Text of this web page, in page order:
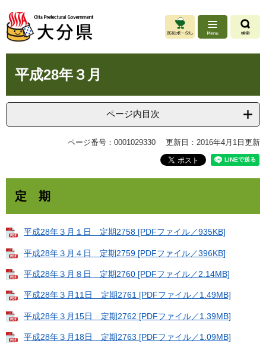
ジ
先
。
ュ
を
て
平成28年３月
ページ内目次
ページ番号：0001029330 更新日：2016年4月1日更新
定 期
平成28年３月１日 定期2758 [PDFファイル／935KB]
平成28年３月４日 定期2759 [PDFファイル／396KB]
平成28年３月８日 定期2760 [PDFファイル／2.14MB]
平成28年３月11日 定期2761 [PDFファイル／1.49MB]
平成28年３月15日 定期2762 [PDFファイル／1.39MB]
平成28年３月18日 定期2763 [PDFファイル／1.09MB]